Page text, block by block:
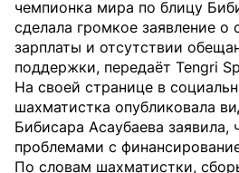
чемпионка мира по блицу
сделала громкое заявление о
зарплаты и отсутствии
поддержки, передаёт Tengri
На своей странице в
шахматистка опубликовала
Бибисара Асаубаева заявила,
проблемами с
По словам шахматистки,